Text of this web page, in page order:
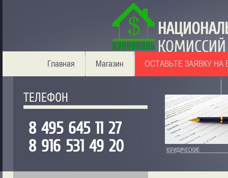
КОМИССИЙ
Главная Магазин ОСТАВЬТЕ ЗАЯВКУ
ТЕЛЕФОН
8 495 645 11 27
8 916 531 49 20
ЮРИДИЧЕСКИЕ